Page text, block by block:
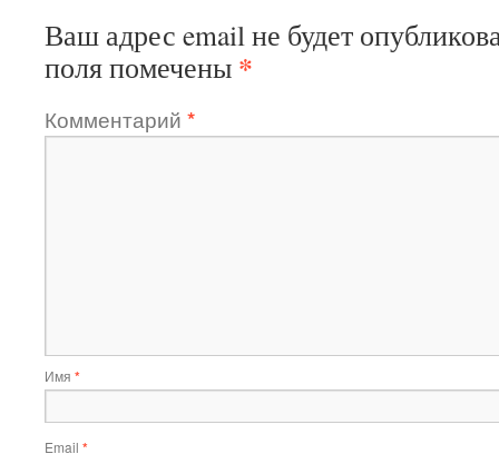
Ваш адрес email не будет
поля помечены *
Комментарий *
Имя *
Email *